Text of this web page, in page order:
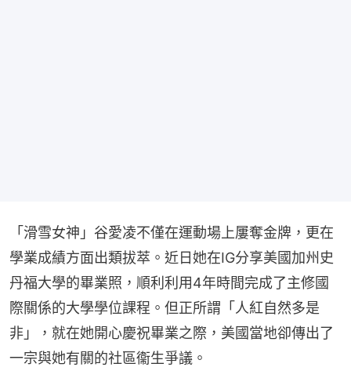
「滑雪女神」谷愛凌不僅在運動場上屢奪金牌，更在
學業成績方面出類拔萃。近日她在IG分享美國加州史
丹福大學的畢業照，順利利用4年時間完成了主修國
際關係的大學學位課程。但正所謂「人紅自然多是
非」，就在她開心慶祝畢業之際，美國當地卻傳出了
一宗與她有關的社區衞生爭議。